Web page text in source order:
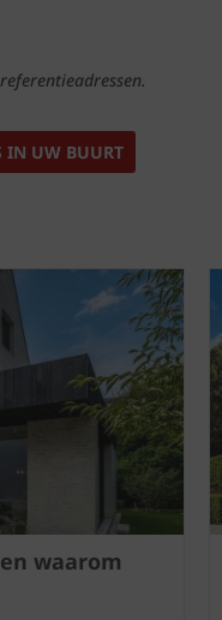
IN UW BUURT
waarom